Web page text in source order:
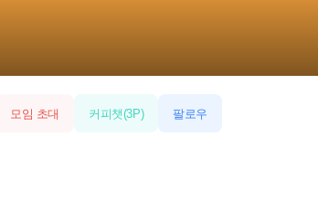
모임 초대 커피챗(3P) 팔로우